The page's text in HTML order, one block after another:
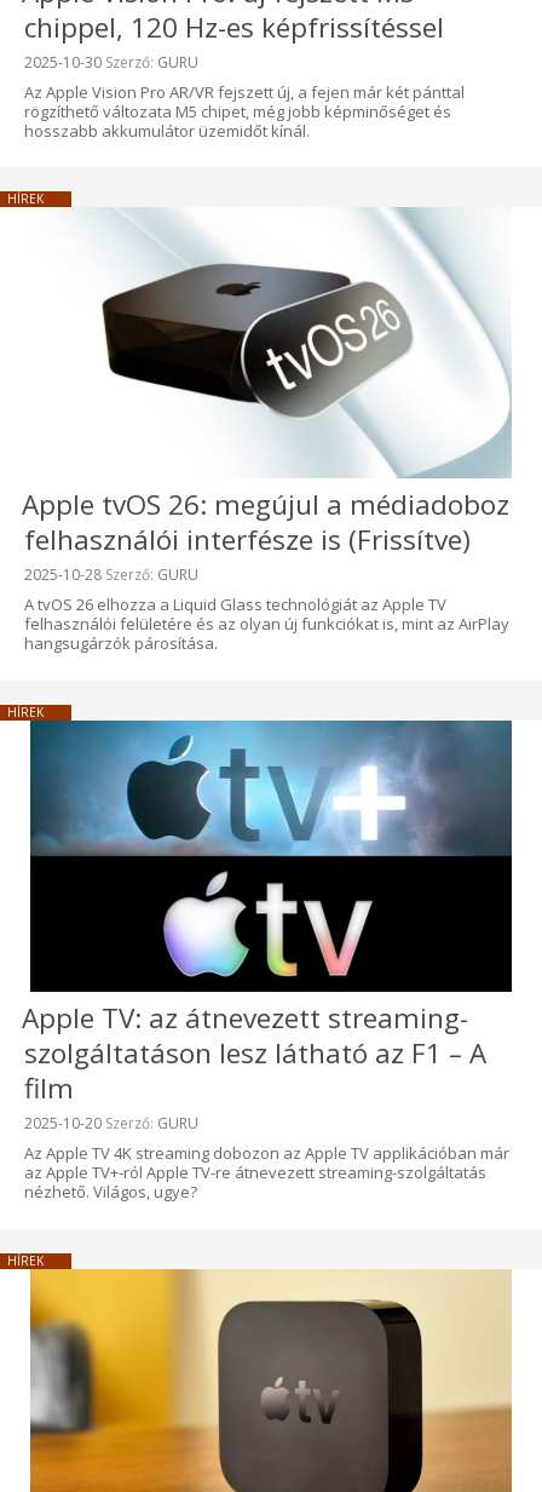
chippel, 120 Hz-es képfrissítéssel
Beküldve:
2025-10-30 Szerző: GURU
Az Apple Vision Pro AR/VR fejszett új, a fejen már két pánttal
rögzíthető változata M5 chipet, még jobb képminőséget és
hosszabb akkumulátor üzemidőt kínál.
HÍREK
Apple tvOS 26: megújul a médiadoboz
felhasználói interfésze is (Frissítve)
Beküldve:
2025-10-28 Szerző: GURU
A tvOS 26 elhozza a Liquid Glass technológiát az Apple TV
felhasználói felületére és az olyan új funkciókat is, mint az AirPlay
hangsugárzók párosítása.
HÍREK
Apple TV: az átnevezett streaming-
szolgáltatáson lesz látható az F1 – A
film
Beküldve:
2025-10-20 Szerző: GURU
Az Apple TV 4K streaming dobozon az Apple TV applikációban már
az Apple TV+-ról Apple TV-re átnevezett streaming-szolgáltatás
nézhető. Világos, ugye?
HÍREK